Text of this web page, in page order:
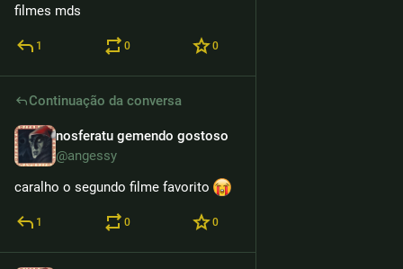
filmes mds
1 0 0
Continuação da conversa
nosferatu gemendo gostoso
@angessy
caralho o segundo filme favorito
1 0 0